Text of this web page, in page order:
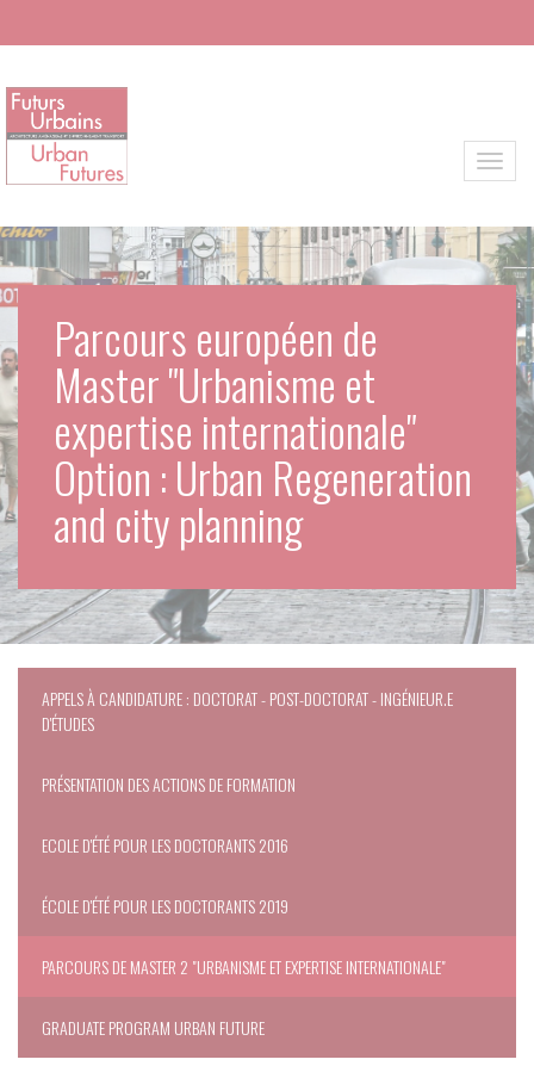
Parcours européen de
Master "Urbanisme et
expertise internationale"
Option : Urban Regeneration
and city planning
APPELS À CANDIDATURE : DOCTORAT - POST-DOCTORAT - INGÉNIEUR.E
D'ÉTUDES
PRÉSENTATION DES ACTIONS DE FORMATION
ECOLE D'ÉTÉ POUR LES DOCTORANTS 2016
ÉCOLE D'ÉTÉ POUR LES DOCTORANTS 2019
PARCOURS DE MASTER 2 "URBANISME ET EXPERTISE INTERNATIONALE"
GRADUATE PROGRAM URBAN FUTURE